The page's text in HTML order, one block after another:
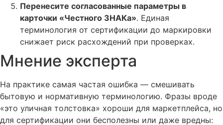
Перенесите согласованные параметры в
карточки «Честного ЗНАКа». Единая
терминология от сертификации до маркировки
снижает риск расхождений при проверках.
Мнение эксперта
На практике самая частая ошибка — смешивать
бытовую и нормативную терминологию. Фразы вроде
«это уличная толстовка» хороши для маркетплейса, но
для сертификации они бесполезны или даже вредны: